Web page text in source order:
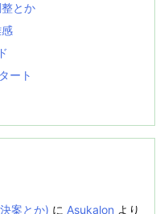
とか
ート
案とか) に Asukalon より